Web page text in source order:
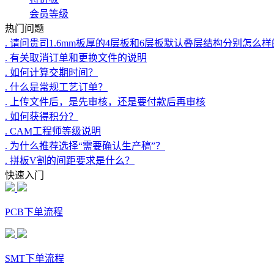
会员等级
热门问题
. 请问贵司1.6mm板厚的4层板和6层板默认叠层结构分别怎么样
. 有关取消订单和更换文件的说明
. 如何计算交期时间？
. 什么是常规工艺订单？
. 上传文件后，是先审核，还是要付款后再审核
. 如何获得积分？
. CAM工程师等级说明
. 为什么推荐选择“需要确认生产稿”？
. 拼板V割的间距要求是什么？
快速入门
PCB下单流程
SMT下单流程